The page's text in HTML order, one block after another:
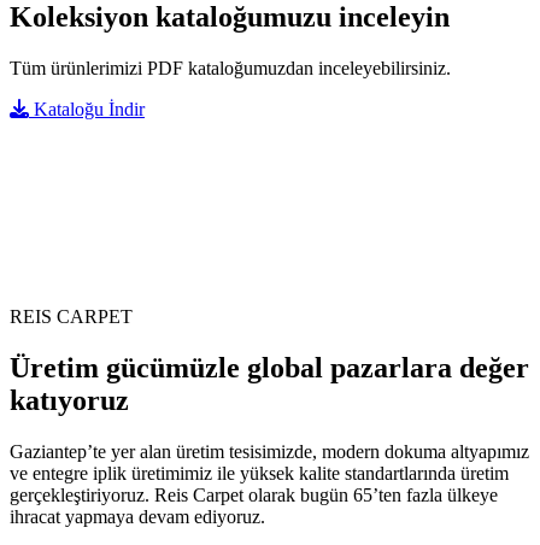
Koleksiyon kataloğumuzu inceleyin
Tüm ürünlerimizi PDF kataloğumuzdan inceleyebilirsiniz.
Kataloğu İndir
REIS CARPET
Üretim gücümüzle global pazarlara değer
katıyoruz
Gaziantep’te yer alan üretim tesisimizde, modern dokuma altyapımız
ve entegre iplik üretimimiz ile yüksek kalite standartlarında üretim
gerçekleştiriyoruz. Reis Carpet olarak bugün 65’ten fazla ülkeye
ihracat yapmaya devam ediyoruz.